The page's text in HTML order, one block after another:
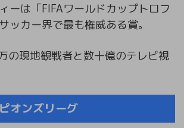
ーは「FIFAワールドカップトロフ
ッカー界で最も権威ある賞。
の現地観戦者と数十億のテレビ視
オンズリーグ